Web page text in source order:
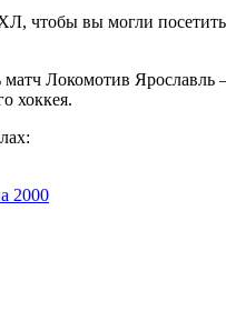
чтобы вы могли
матч Локомотив
хоккея.
2000